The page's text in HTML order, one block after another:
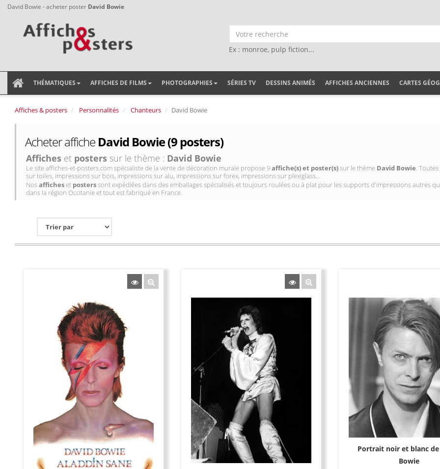
David Bowie - acheter poster David Bowie
Ex : monroe, pulp fiction...
THÉMATIQUES AFFICHES DE FILMS PHOTOGRAPHIES SÉRIES TV DESSINS ANIMÉS AFFICHES ANCIENNES CARTES
Affiches & posters Personnalités Chanteurs David Bowie
Acheter affiche David Bowie (9 posters)
Affiches et posters sur le thème : David Bowie
Le site affiches-et-posters.com spécialiste de la vente de décoration murale propose 9affiche(s) et poster(s)sur le thème David Bowie.
sur toiles, impressions sur bois, impressions sur alu, impressions sur forex, impressions sur plexiglass...
Nosafficheset posterssont expédiées dans des emballages spécialisés et toujours roulées ou à plat pour les supports d'impressions autres
dans la région Occitanie et tout est fabriqué en France.
Portrait noir et blanc
Bowie